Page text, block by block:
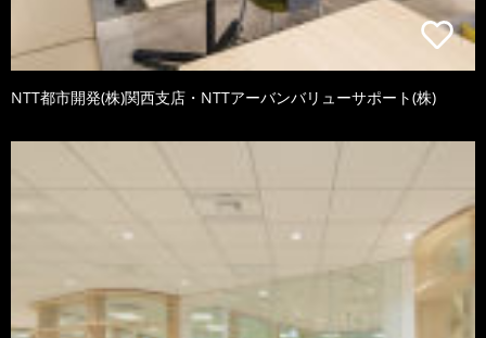
NTT都市開発(株)関西支店・NTTアーバンバリューサポート(株)